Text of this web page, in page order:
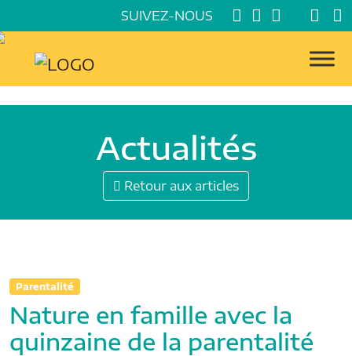
SUIVEZ-NOUS
Actualités
Retour aux articles
Parentalité
Nature en famille avec la
quinzaine de la parentalité